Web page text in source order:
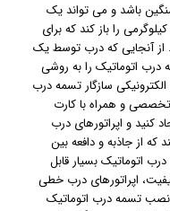
باشد و می تواند یک
درب 30-90 کیلوگرمی یا یک درب دوگانه 25-75 کیلوگرمی را باز کند که برای
از آنجایی که درب توسط یک
اتوماتیک را به روشی
سازگار تسمه درب
تخصصی و همراه با کارت
کنید و اپراتورهای درب
از جاذبه و دافعه بین
اتوماتیک بسیار قابل
کیفیت، اپراتورهای درب خطی
تسمه درب اتوماتیک